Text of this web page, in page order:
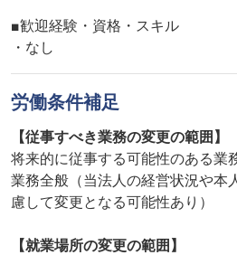
■歓迎経験・資格・スキル
・なし
労働条件補足
【従事すべき業務の変更の範囲】
将来的に従事する可能性のある業
業務全般（当法人の経営状況や本
慮して変更となる可能性あり）
【就業場所の変更の範囲】